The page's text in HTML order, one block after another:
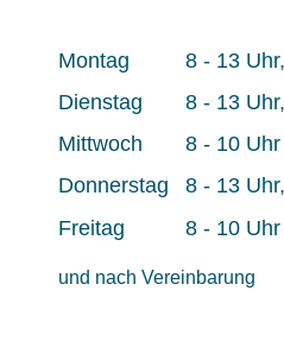
Montag
8 - 13
Dienstag
8 - 13
Mittwoch
8 - 10 Uhr
Donnerstag
8 - 13
Freitag
8 - 10 Uhr
und nach Vereinbarung